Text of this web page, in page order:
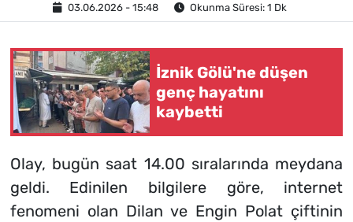
03.06.2026 - 15:48 Okunma Süresi: 1 Dk
İznik Gölü'ne düşen
genç hayatını
kaybetti
Olay, bugün saat 14.00 sıralarında meydana
geldi. Edinilen bilgilere göre, internet
fenomeni olan Dilan ve Engin Polat çiftinin